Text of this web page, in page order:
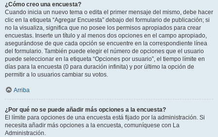
¿Cómo creo una encuesta?
Cuando inicia un nuevo tema o edita el primer mensaje del mismo, debe hacer
clic en la etiqueta “Agregar Encuesta” debajo del formulario de publicación; si
no la visualiza, significa que no posee los permisos apropiados para crear
encuestas. Inserte un título y al menos dos opciones en el campo apropiado,
asegurándose de que cada opción se encuentre en la correspondiente línea
del formulario. También puede elegir el número de opciones que el usuario
puede seleccionar en la etiqueta “Opciones por usuario”, el tiempo límite en
días para la encuesta (0 para duración infinita) y por último la opción de
permitir a lo usuarios cambiar su votos.
Arriba
¿Por qué no se puede añadir más opciones a la encuesta?
El límite para opciones de una encuesta está fijado por la administración. Si
necesita añadir más opciones a la encuesta, comuníquese con La
Administración.